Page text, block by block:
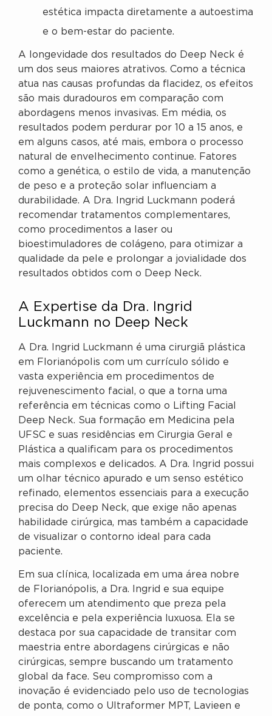
estética impacta diretamente a autoestima
e o bem-estar do paciente.
A longevidade dos resultados do Deep Neck é
um dos seus maiores atrativos. Como a técnica
atua nas causas profundas da flacidez, os efeitos
são mais duradouros em comparação com
abordagens menos invasivas. Em média, os
resultados podem perdurar por 10 a 15 anos, e
em alguns casos, até mais, embora o processo
natural de envelhecimento continue. Fatores
como a genética, o estilo de vida, a manutenção
de peso e a proteção solar influenciam a
durabilidade. A Dra. Ingrid Luckmann poderá
recomendar tratamentos complementares,
como procedimentos a laser ou
bioestimuladores de colágeno, para otimizar a
qualidade da pele e prolongar a jovialidade dos
resultados obtidos com o Deep Neck.
A Expertise da Dra. Ingrid
Luckmann no Deep Neck
A Dra. Ingrid Luckmann é uma cirurgiã plástica
em Florianópolis com um currículo sólido e
vasta experiência em procedimentos de
rejuvenescimento facial, o que a torna uma
referência em técnicas como o Lifting Facial
Deep Neck. Sua formação em Medicina pela
UFSC e suas residências em Cirurgia Geral e
Plástica a qualificam para os procedimentos
mais complexos e delicados. A Dra. Ingrid possui
um olhar técnico apurado e um senso estético
refinado, elementos essenciais para a execução
precisa do Deep Neck, que exige não apenas
habilidade cirúrgica, mas também a capacidade
de visualizar o contorno ideal para cada
paciente.
Em sua clínica, localizada em uma área nobre
de Florianópolis, a Dra. Ingrid e sua equipe
oferecem um atendimento que preza pela
excelência e pela experiência luxuosa. Ela se
destaca por sua capacidade de transitar com
maestria entre abordagens cirúrgicas e não
cirúrgicas, sempre buscando um tratamento
global da face. Seu compromisso com a
inovação é evidenciado pelo uso de tecnologias
de ponta, como o Ultraformer MPT, Lavieen e